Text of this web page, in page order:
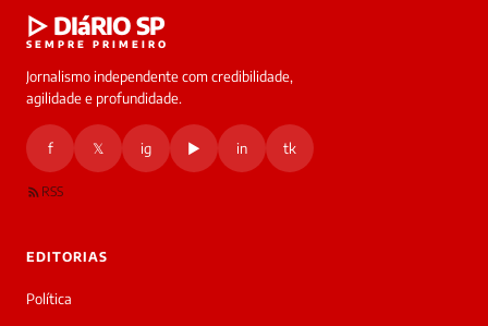
▷ DIáRIO SP
SEMPRE PRIMEIRO
Jornalismo independente com credibilidade,
agilidade e profundidade.
f 𝕏 ig ▶ in tk
RSS
EDITORIAS
Política